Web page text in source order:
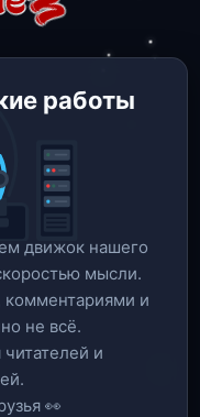
работы
движок нашего
мысли.
комментариями и
не всё.
и
👀